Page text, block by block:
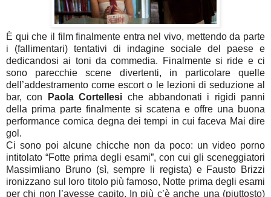
È qui che il film finalmente entra nel vivo, mettendo da parte
i (fallimentari) tentativi di indagine sociale del paese e
dedicandosi ai toni da commedia. Finalmente si ride e ci
sono parecchie scene divertenti, in particolare quelle
dell’addestramento come escort o le lezioni di seduzione al
bar, con
Paola Cortellesi che abbandonati i rigidi panni
della prima parte finalmente si scatena e offre una buona
performance comica degna dei tempi in cui faceva Mai dire
gol.
Ci sono poi alcune chicche non da poco: un video porno
intitolato “Fotte prima degli esami”, con cui gli sceneggiatori
Massimliano Bruno (sì, sempre li regista) e Fausto Brizzi
ironizzano sul loro titolo più famoso, Notte prima degli esami
per chi non l’avesse capito. In più c’è anche una (piuttosto)